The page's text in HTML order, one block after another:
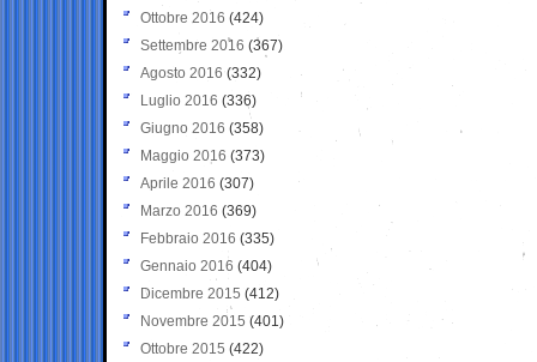
Ottobre 2016 (424)
Settembre 2016 (367)
Agosto 2016 (332)
Luglio 2016 (336)
Giugno 2016 (358)
Maggio 2016 (373)
Aprile 2016 (307)
Marzo 2016 (369)
Febbraio 2016 (335)
Gennaio 2016 (404)
Dicembre 2015 (412)
Novembre 2015 (401)
Ottobre 2015 (422)